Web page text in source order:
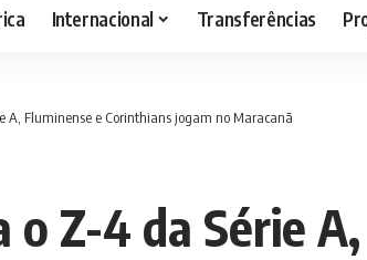
Internacional Transferências
A, Fluminense e Corinthians jogam no Maracanã
Z-4 da Série